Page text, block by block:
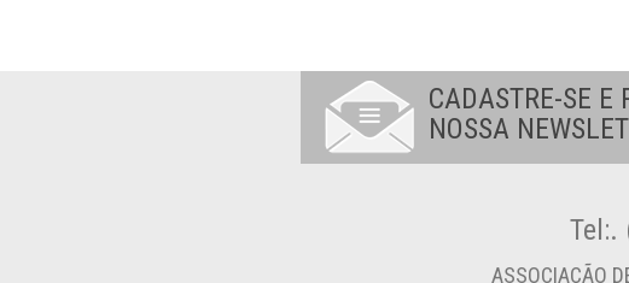
CADASTRE-SE E
NOSSA
Tel:.
ASSOCIAÇÃO